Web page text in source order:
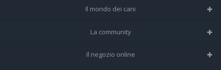
Il mondo dei cani
Tutte le razze
La community
Home
Il negozio online